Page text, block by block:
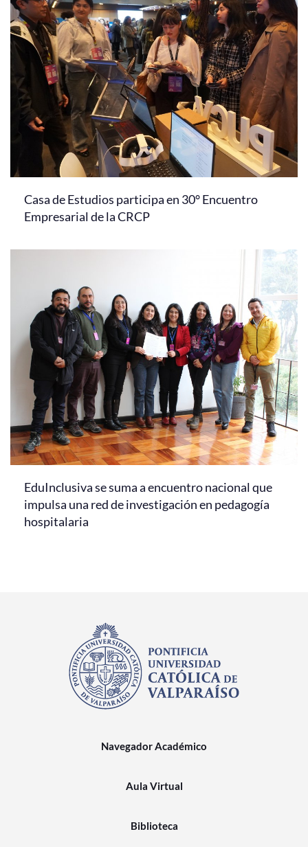
Casa de Estudios participa en 30° Encuentro
Empresarial de la CRCP
EduInclusiva se suma a encuentro nacional que
impulsa una red de investigación en pedagogía
hospitalaria
Navegador Académico
Aula Virtual
Biblioteca